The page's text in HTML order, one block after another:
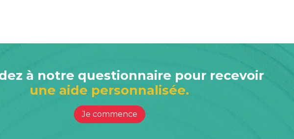
à notre questionnaire pour recevoir
une aide personnalisée.
Je commence